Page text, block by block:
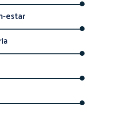
estar